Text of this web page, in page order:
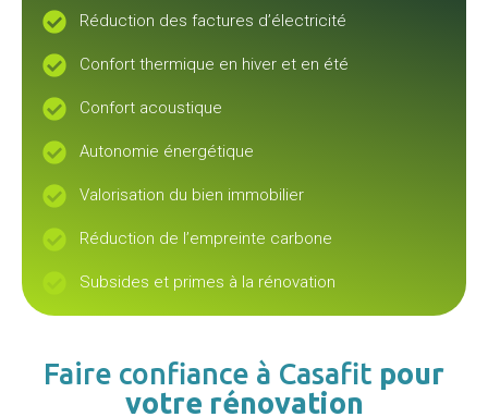
Réduction des factures d’électricité
Confort thermique en hiver et en été
Confort acoustique
Autonomie énergétique
Valorisation du bien immobilier
Réduction de l’empreinte carbone
Subsides et primes à la rénovation
Faire confiance à Casafit pour
votre rénovation